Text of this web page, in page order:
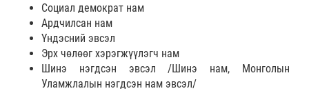
Социал демократ нам
Ардчилсан нам
Үндэсний эвсэл
Эрх чөлөөг хэрэгжүүлэгч нам
Шинэ нэгдсэн эвсэл /Шинэ нам, Монголын
Уламжлалын нэгдсэн нам эвсэл/